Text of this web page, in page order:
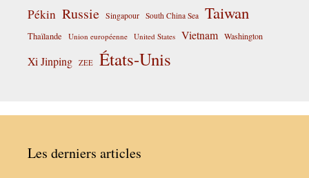
Pékin Russie Singapour South China Sea Taiwan
Thaïlande Union européenne United States Vietnam Washington
Xi Jinping ZEE États-Unis
Les derniers articles